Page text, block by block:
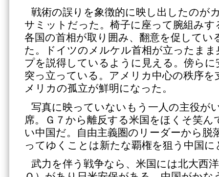
戦術の誤りを象徴的に映し出したのが
サミットだった。椅子に座って腕組み
各国の首相が取り囲み、翻意を促してい
た。ドイツのメルケル首相が立ったま
プを説得しているように見える。傍らに
突っ立っている。アメリカ中心の秩序
メリカの孤立が鮮明になった。
写真に映っていないもう一人の主役が
席。Ｇ７から離反する米国をほくそ笑
い中国だ。自由主義圏のリーダーから脱
ってゆくことは新たな覇権を狙う中国
武力を伴う戦争なら、米国には北大西